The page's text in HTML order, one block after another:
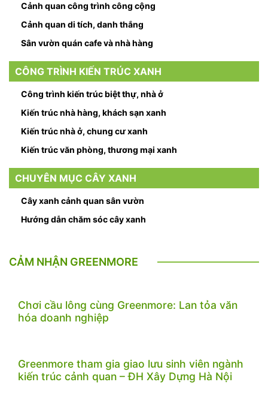
Cảnh quan công trình công cộng
Cảnh quan di tích, danh thắng
Sân vườn quán cafe và nhà hàng
CÔNG TRÌNH KIẾN TRÚC XANH
Công trình kiến trúc biệt thự, nhà ở
Kiến trúc nhà hàng, khách sạn xanh
Kiến trúc nhà ở, chung cư xanh
Kiến trúc văn phòng, thương mại xanh
CHUYÊN MỤC CÂY XANH
Cây xanh cảnh quan sân vườn
Hướng dẫn chăm sóc cây xanh
CẢM NHẬN GREENMORE
Chơi cầu lông cùng Greenmore: Lan tỏa văn
hóa doanh nghiệp
Greenmore tham gia giao lưu sinh viên ngành
kiến trúc cảnh quan – ĐH Xây Dựng Hà Nội